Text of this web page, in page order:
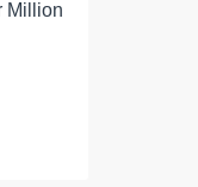
Million